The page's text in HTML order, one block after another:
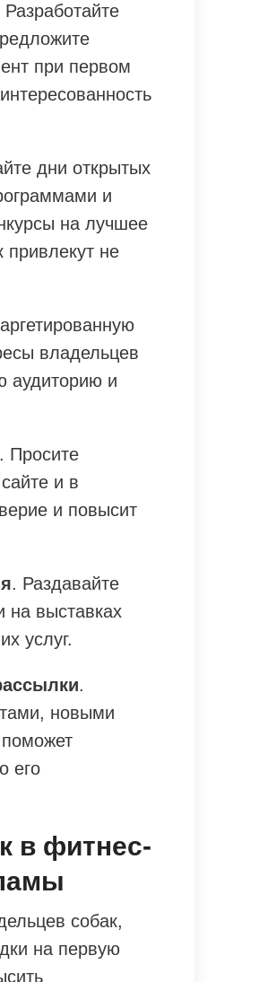
Разработайте
при первом
дни открытых
и
на лучшее
привлекут не
владельцев
аудиторию и
. Просите
и в
и повысит
. Раздавайте
на выставках
услуг.
.
новыми
его
в фитнес-
собак,
на первую